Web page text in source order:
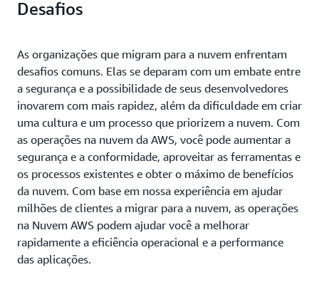
Desafios
As organizações que migram para a nuvem enfrentam
desafios comuns. Elas se deparam com um embate entre
a segurança e a possibilidade de seus desenvolvedores
inovarem com mais rapidez, além da dificuldade em criar
uma cultura e um processo que priorizem a nuvem. Com
as operações na nuvem da AWS, você pode aumentar a
segurança e a conformidade, aproveitar as ferramentas e
os processos existentes e obter o máximo de benefícios
da nuvem. Com base em nossa experiência em ajudar
milhões de clientes a migrar para a nuvem, as operações
na Nuvem AWS podem ajudar você a melhorar
rapidamente a eficiência operacional e a performance
das aplicações.